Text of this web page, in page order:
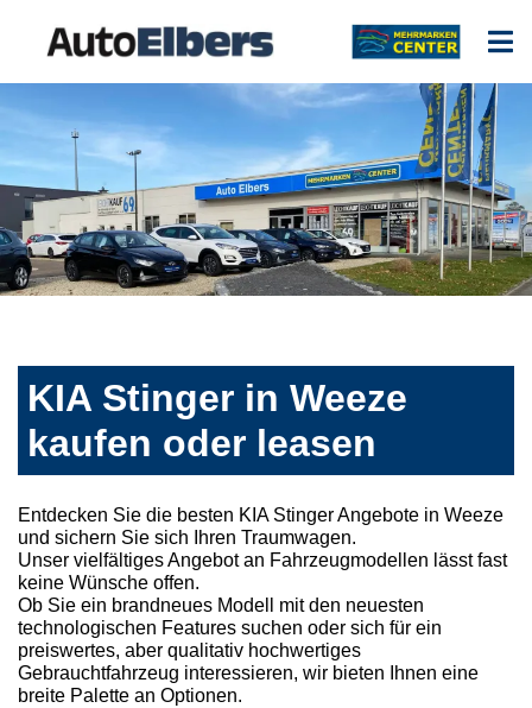
KIA Stinger in Weeze
kaufen oder leasen
Entdecken Sie die besten KIA Stinger Angebote in Weeze
und sichern Sie sich Ihren Traumwagen.
Unser vielfältiges Angebot an Fahrzeugmodellen lässt fast
keine Wünsche offen.
Ob Sie ein brandneues Modell mit den neuesten
technologischen Features suchen oder sich für ein
preiswertes, aber qualitativ hochwertiges
Gebrauchtfahrzeug interessieren, wir bieten Ihnen eine
breite Palette an Optionen.